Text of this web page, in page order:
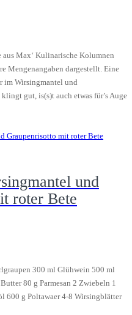
aus Max‘ Kulinarische Kolumnen
Mengenangaben dargestellt. Eine
im Wirsingmantel und
gut, is(s)t auch etwas für’s Auge
und
roter Bete
300 ml Glühwein 500 ml
80 g Parmesan 2 Zwiebeln 1
600 g Poltawaer 4-8 Wirsingblätter